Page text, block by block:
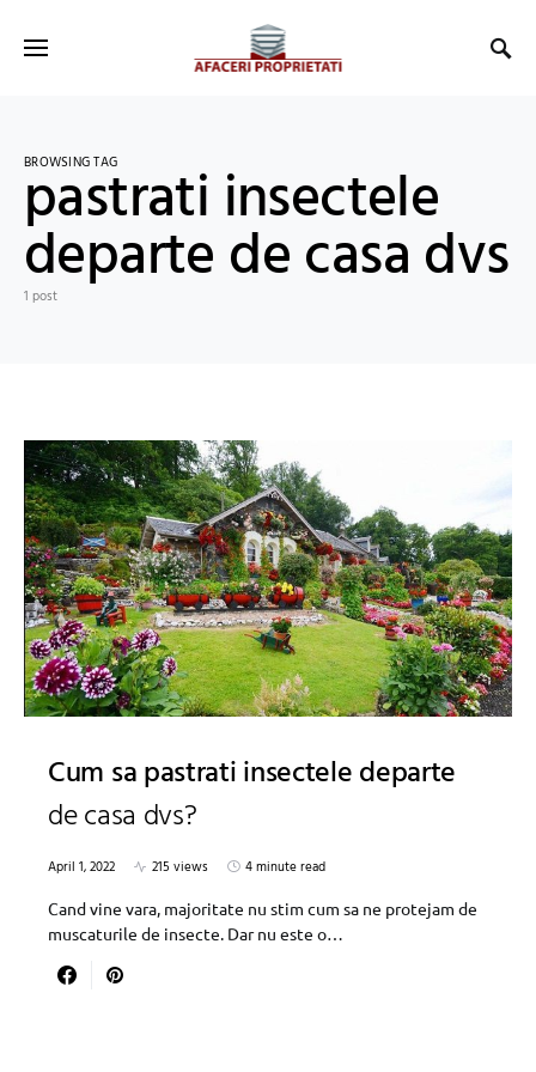
BROWSING TAG
pastrati insectele
departe de casa dvs
1 post
Cum sa pastrati insectele departe
de casa dvs?
April 1, 2022 215 views
4 minute read
Cand vine vara, majoritate nu stim cum sa ne protejam de
muscaturile de insecte. Dar nu este o…